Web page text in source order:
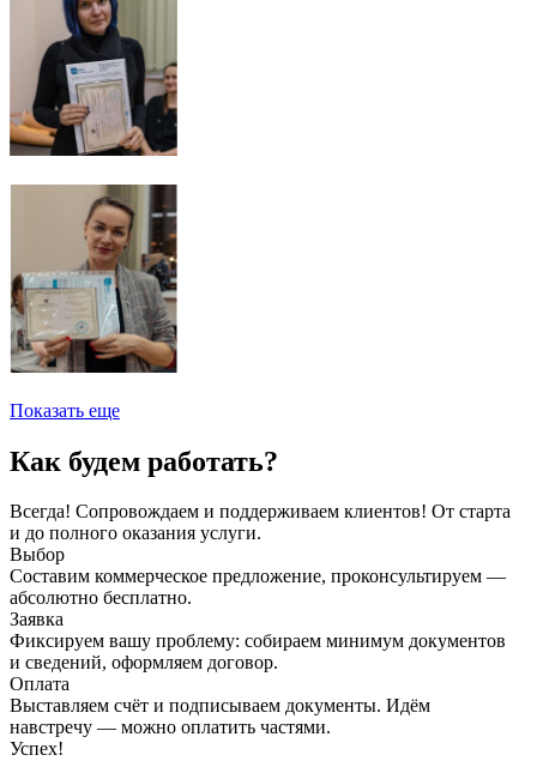
Показать еще
Как будем работать?
Всегда! Сопровождаем и поддерживаем клиентов! От старта
и до полного оказания услуги.
Выбор
Составим коммерческое предложение, проконсультируем —
абсолютно бесплатно.
Заявка
Фиксируем вашу проблему: собираем минимум документов
и сведений, оформляем договор.
Оплата
Выставляем счёт и подписываем документы. Идём
навстречу — можно оплатить частями.
Успех!